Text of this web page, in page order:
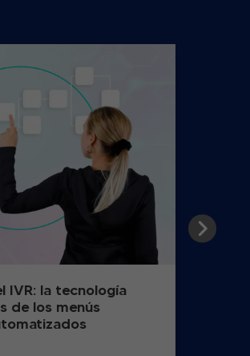
IVR: la tecnología
de los menús